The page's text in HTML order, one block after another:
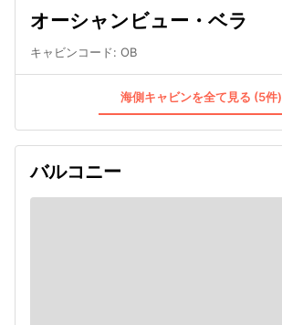
オーシャンビュー・ベラ
キャビンコード: OB
海側キャビンを全て見る (5件)
バルコニー